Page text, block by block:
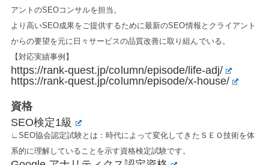
アントのSEOコンサルを担当。
より高いSEO成果をご提供するために最新のSEO情報とクライアント
からの要望を元に日々サービスの品質改善に取り組んでいる。
【対応実績事例】
https://rank-quest.jp/column/episode/life-adj/
https://rank-quest.jp/column/episode/x-house/
資格
SEO検定1級
∟SEO協会認定試験とは：時代によって変化してきたＳＥＯ技術を体
系的に理解していることを示す資格検定試験です。